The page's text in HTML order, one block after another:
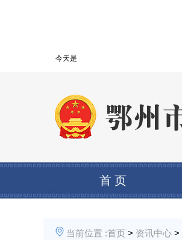
今天是
首 页
当前位置 :首页 > 资讯中心 >